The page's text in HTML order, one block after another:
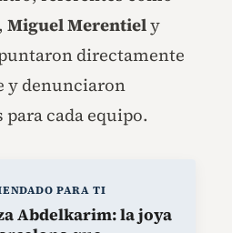
, Miguel Merentiely
directamente
y denunciaron
cada equipo.
PARA TI
Abdelkarim: la joya